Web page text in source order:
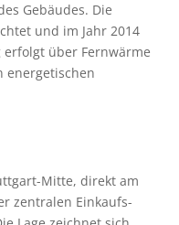
Gebäudes. Die
und im Jahr 2014
über Fernwärme
energetischen
Mitte, direkt am
zentralen Einkaufs-